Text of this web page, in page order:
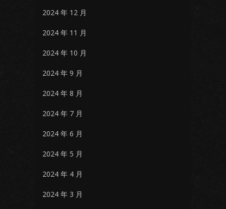
2024 年 12 月
2024 年 11 月
2024 年 10 月
2024 年 9 月
2024 年 8 月
2024 年 7 月
2024 年 6 月
2024 年 5 月
2024 年 4 月
2024 年 3 月